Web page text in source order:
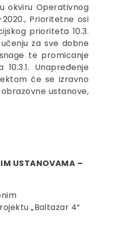
okviru Operativnog
Prioritetne osi
prioriteta 10.3.
za sve dobne
te promicanje
Unapređenje
će se izravno
ustanove,
USTANOVAMA –
„Baltazar 4“